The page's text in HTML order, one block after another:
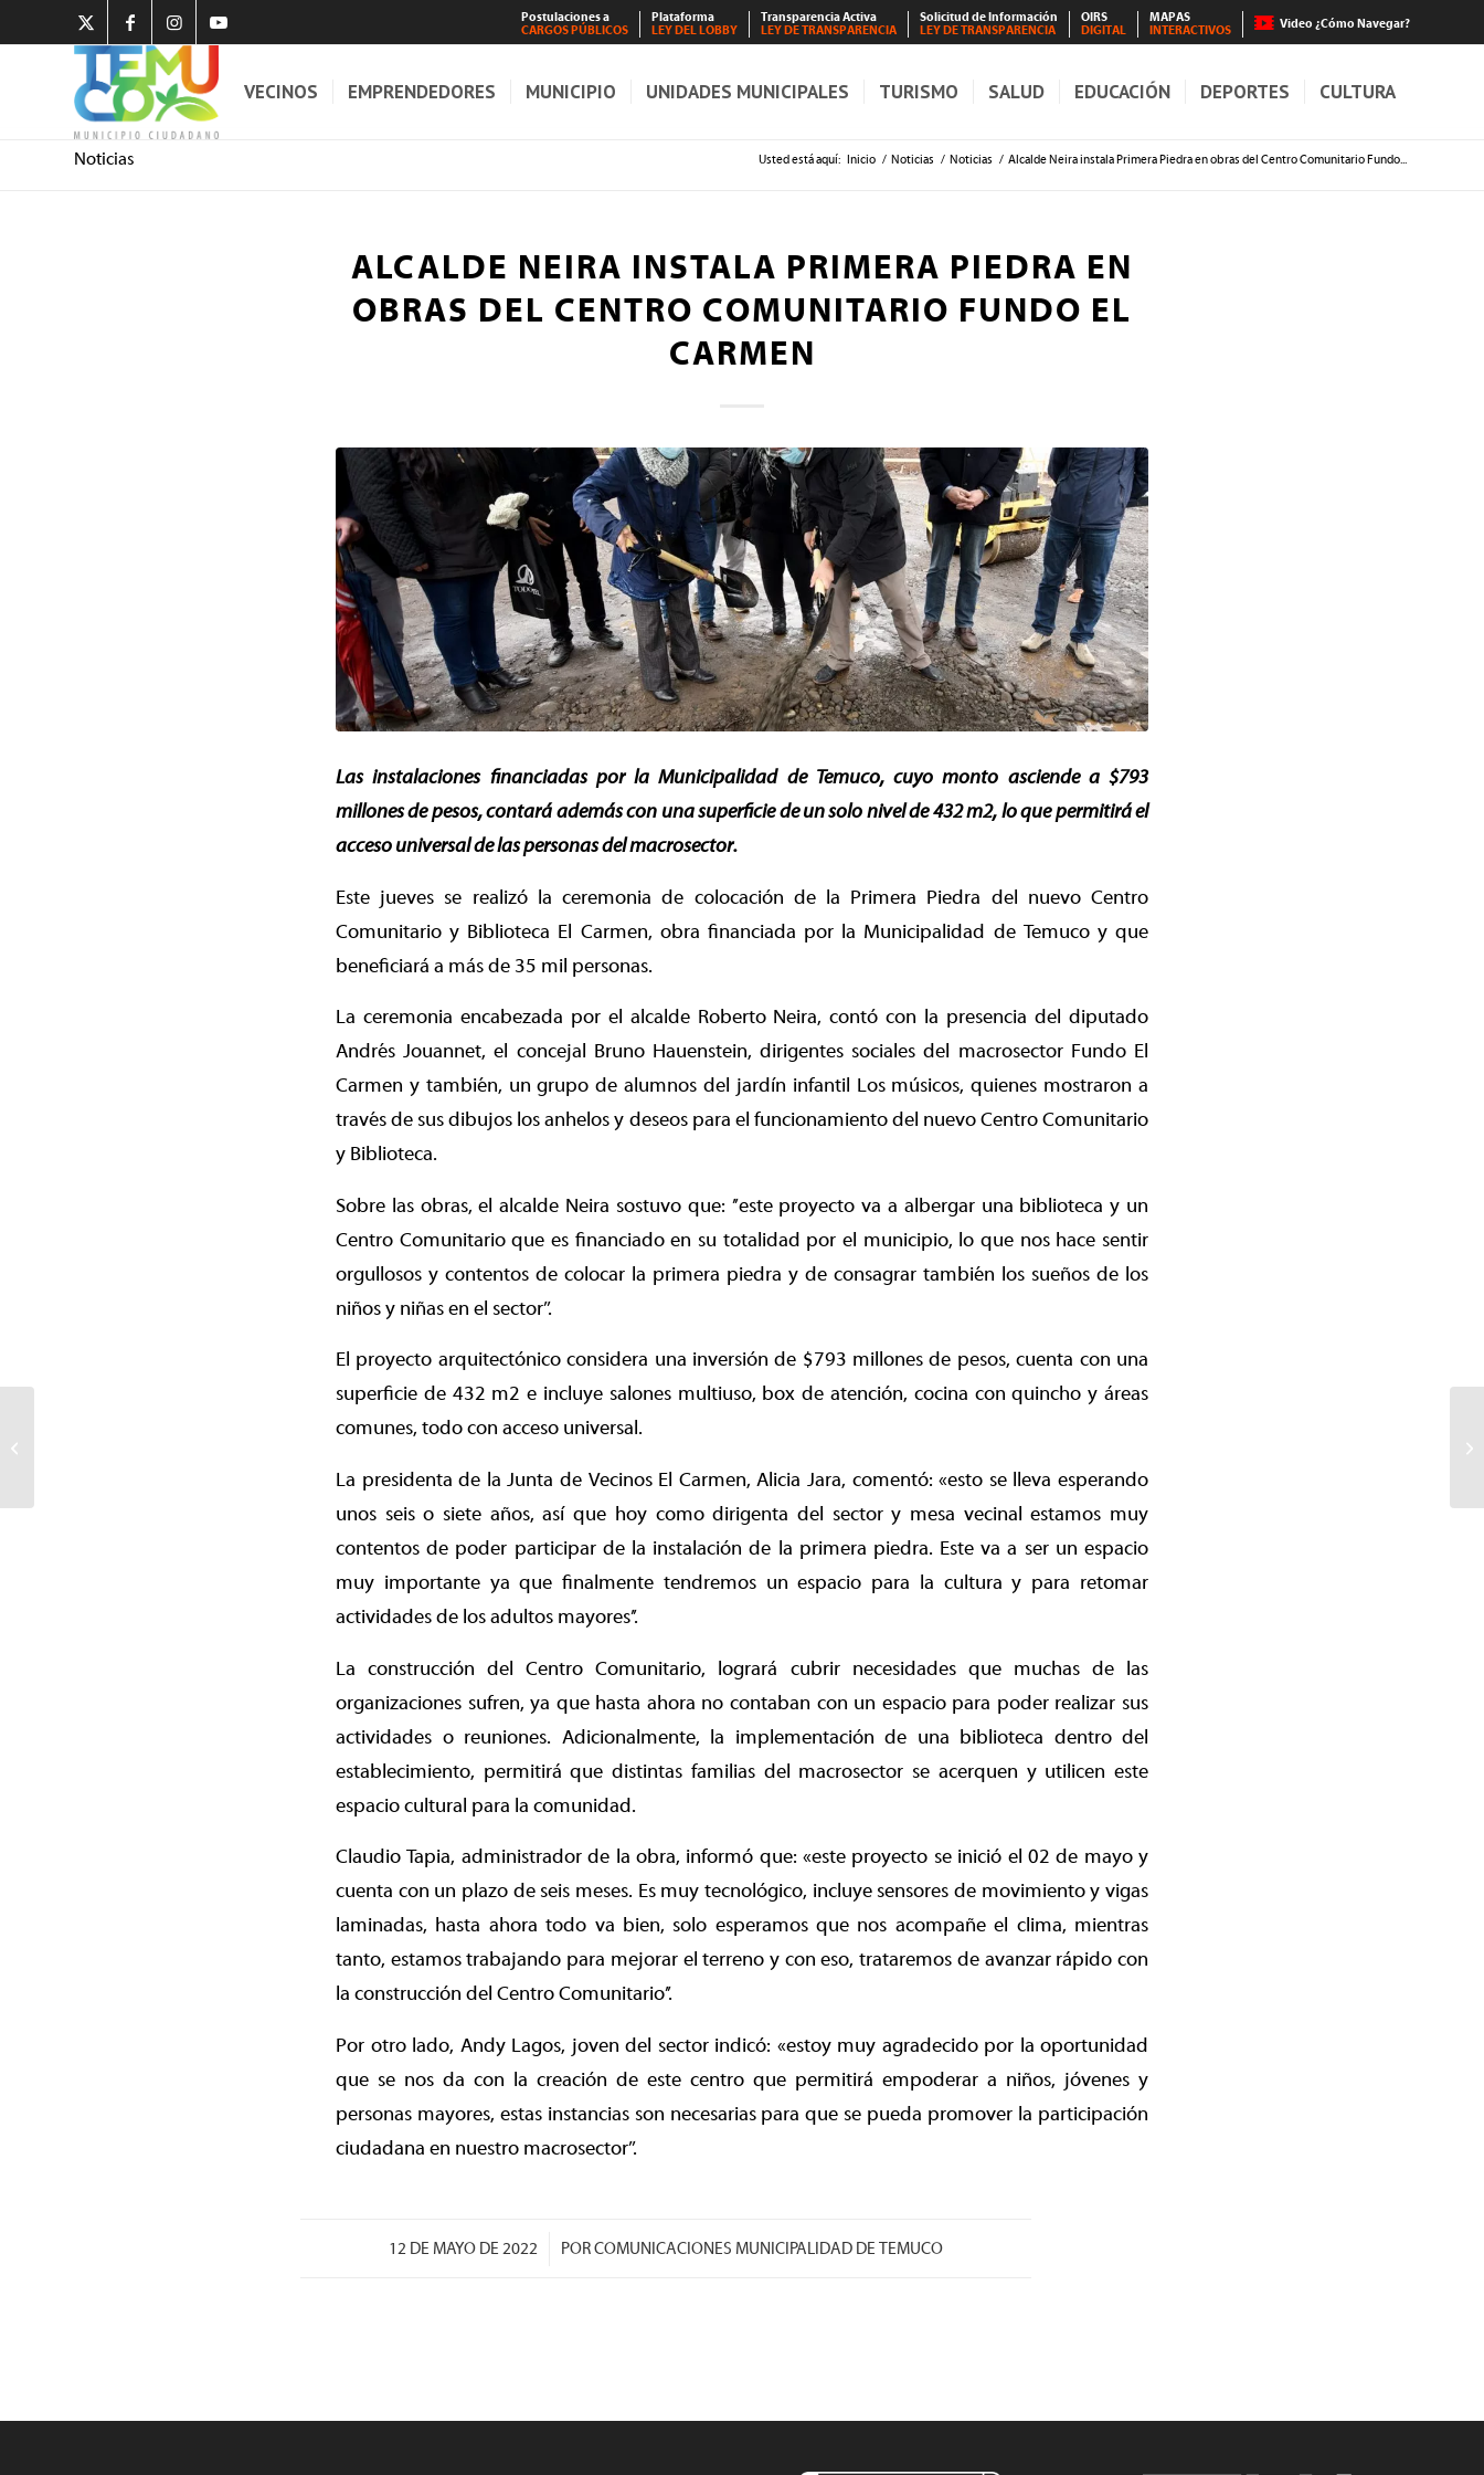
Postulaciones a
CARGOS PÚBLICOS
Plataforma
LEY DEL LOBBY
Transparencia Activa
LEY DE TRANSPARENCIA
Solicitud de Información
LEY DE TRANSPARENCIA
OIRS
DIGITAL
MAPAS
INTERACTIVOS
Video ¿Cómo Navegar?
VECINOS EMPRENDEDORES MUNICIPIO UNIDADES MUNICIPALES TURISMO SALUD EDUCACIÓN DEPORTES CULTURA
Noticias Usted está aquí: Inicio / Noticias / Noticias / Alcalde Neira instala Primera Piedra en obras del Centro Comunitario Fundo...
ALCALDE NEIRA INSTALA PRIMERA PIEDRA EN
OBRAS DEL CENTRO COMUNITARIO FUNDO EL
CARMEN
Las instalaciones financiadas por la Municipalidad de Temuco, cuyo monto asciende a $793
millones de pesos, contará además con una superficie de un solo nivel de 432 m2, lo que permitirá el
acceso universal de las personas del macrosector.
Este jueves se realizó la ceremonia de colocación de la Primera Piedra del nuevo Centro
Comunitario y Biblioteca El Carmen, obra financiada por la Municipalidad de Temuco y que
beneficiará a más de 35 mil personas.
La ceremonia encabezada por el alcalde Roberto Neira, contó con la presencia del diputado
Andrés Jouannet, el concejal Bruno Hauenstein, dirigentes sociales del macrosector Fundo El
Carmen y también, un grupo de alumnos del jardín infantil Los músicos, quienes mostraron a
través de sus dibujos los anhelos y deseos para el funcionamiento del nuevo Centro Comunitario
y Biblioteca.
Sobre las obras, el alcalde Neira sostuvo que: ’’este proyecto va a albergar una biblioteca y un
Centro Comunitario que es financiado en su totalidad por el municipio, lo que nos hace sentir
orgullosos y contentos de colocar la primera piedra y de consagrar también los sueños de los
niños y niñas en el sector’’.
El proyecto arquitectónico considera una inversión de $793 millones de pesos, cuenta con una
superficie de 432 m2 e incluye salones multiuso, box de atención, cocina con quincho y áreas
comunes, todo con acceso universal.
La presidenta de la Junta de Vecinos El Carmen, Alicia Jara, comentó: «esto se lleva esperando
unos seis o siete años, así que hoy como dirigenta del sector y mesa vecinal estamos muy
contentos de poder participar de la instalación de la primera piedra. Este va a ser un espacio
muy importante ya que finalmente tendremos un espacio para la cultura y para retomar
actividades de los adultos mayores’’.
La construcción del Centro Comunitario, logrará cubrir necesidades que muchas de las
organizaciones sufren, ya que hasta ahora no contaban con un espacio para poder realizar sus
actividades o reuniones. Adicionalmente, la implementación de una biblioteca dentro del
establecimiento, permitirá que distintas familias del macrosector se acerquen y utilicen este
espacio cultural para la comunidad.
Claudio Tapia, administrador de la obra, informó que: «este proyecto se inició el 02 de mayo y
cuenta con un plazo de seis meses. Es muy tecnológico, incluye sensores de movimiento y vigas
laminadas, hasta ahora todo va bien, solo esperamos que nos acompañe el clima, mientras
tanto, estamos trabajando para mejorar el terreno y con eso, trataremos de avanzar rápido con
la construcción del Centro Comunitario’’.
Por otro lado, Andy Lagos, joven del sector indicó: «estoy muy agradecido por la oportunidad
que se nos da con la creación de este centro que permitirá empoderar a niños, jóvenes y
personas mayores, estas instancias son necesarias para que se pueda promover la participación
ciudadana en nuestro macrosector’’.
12 DE MAYO DE 2022
/ PORCOMUNICACIONES MUNICIPALIDAD DE TEMUCO